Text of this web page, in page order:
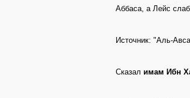
Аббаса, а Лейс
Источник: "Аль-
Сказал имам Ибн